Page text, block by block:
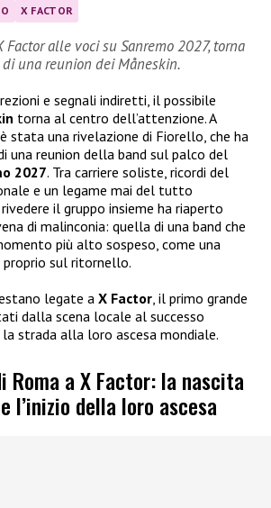
X FACTOR
alle voci su Sanremo 2027, torna
una reunion dei Måneskin.
e segnali indiretti, il possibile
torna al centro dell’attenzione. A
stata una rivelazione di Fiorello, che ha
una reunion della band sul palco del
2027. Tra carriere soliste, ricordi del
e un legame mai del tutto
il gruppo insieme ha riaperto
di malinconia: quella di una band che
più alto sospeso, come una
sul ritornello.
legate a X Factor, il primo grande
dalla scena locale al successo
strada alla loro ascesa mondiale.
Roma a X Factor: la nascita
l’inizio della loro ascesa